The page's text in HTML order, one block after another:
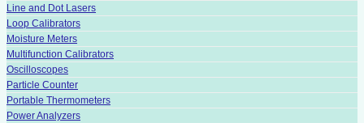
Line and Dot Lasers
Loop Calibrators
Moisture Meters
Multifunction Calibrators
Oscilloscopes
Particle Counter
Portable Thermometers
Power Analyzers